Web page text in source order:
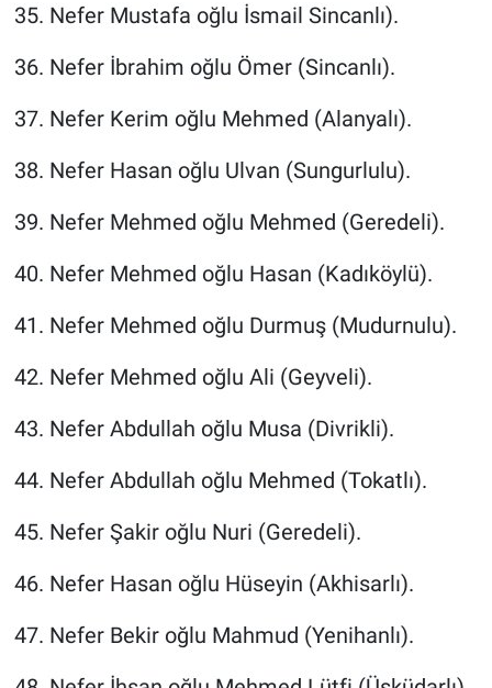
35. Nefer Mustafa oğlu İsmail Sincanlı).
36. Nefer İbrahim oğlu Ömer (Sincanlı).
37. Nefer Kerim oğlu Mehmed (Alanyalı).
38. Nefer Hasan oğlu Ulvan (Sungurlulu).
39. Nefer Mehmed oğlu Mehmed (Geredeli).
40. Nefer Mehmed oğlu Hasan (Kadıköylü).
41. Nefer Mehmed oğlu Durmuş (Mudurnulu).
42. Nefer Mehmed oğlu Ali (Geyveli).
43. Nefer Abdullah oğlu Musa (Divrikli).
44. Nefer Abdullah oğlu Mehmed (Tokatlı).
45. Nefer Şakir oğlu Nuri (Geredeli).
46. Nefer Hasan oğlu Hüseyin (Akhisarlı).
47. Nefer Bekir oğlu Mahmud (Yenihanlı).